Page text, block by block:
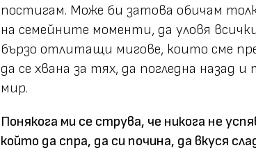
постигам. Може би затова обичам
на семейните моменти, да уловя
бързо отлитащи мигове, които сме
да се хвана за тях, да погледна назад
мир.
Понякога ми се струва, че никога не
който да спра, да си почина, да вкуся